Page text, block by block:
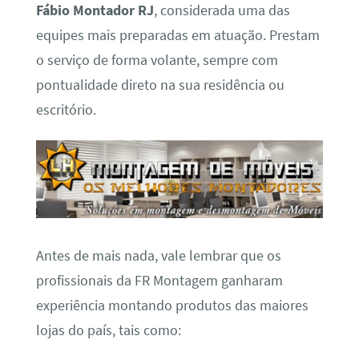
Fábio Montador RJ, considerada uma das
equipes mais preparadas em atuação. Prestam
o serviço de forma volante, sempre com
pontualidade direto na sua residência ou
escritório.
Antes de mais nada, vale lembrar que os
profissionais da FR Montagem ganharam
experiência montando produtos das maiores
lojas do país, tais como: